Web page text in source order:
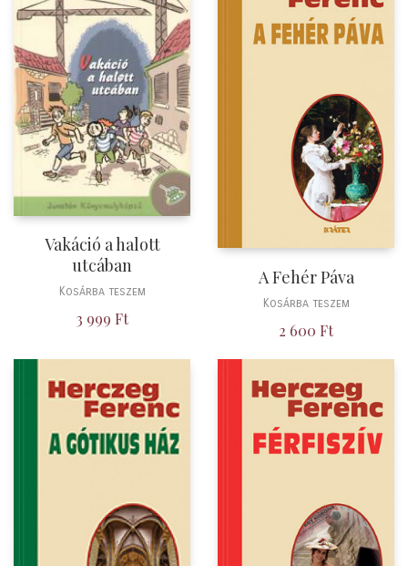
Vakáció a halott
utcában
Kosárba teszem
3 999 Ft
A Fehér Páva
Kosárba teszem
2 600 Ft